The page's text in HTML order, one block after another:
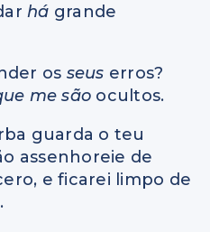
há grande
os seus erros?
me são ocultos.
guarda o teu
assenhoreie de
e ficarei limpo de